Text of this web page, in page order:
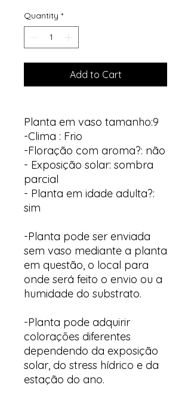
Quantity *
Add to Cart
Planta em vaso tamanho:9
-Clima : Frio
-Floração com aroma?: não
- Exposição solar: sombra
parcial
- Planta em idade adulta?:
sim
-Planta pode ser enviada
sem vaso mediante a planta
em questão, o local para
onde será feito o envio ou a
humidade do substrato.
-Planta pode adquirir
colorações diferentes
dependendo da exposição
solar, do stress hídrico e da
estação do ano.